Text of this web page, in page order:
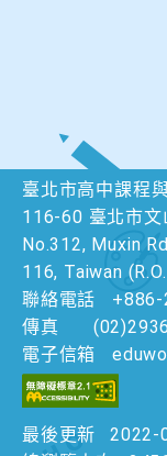
臺北市高中課程
116-60 臺北市
No.312, Muxin
116, Taiwan
聯絡電話
傳真
電子信箱
最後更新
2022-